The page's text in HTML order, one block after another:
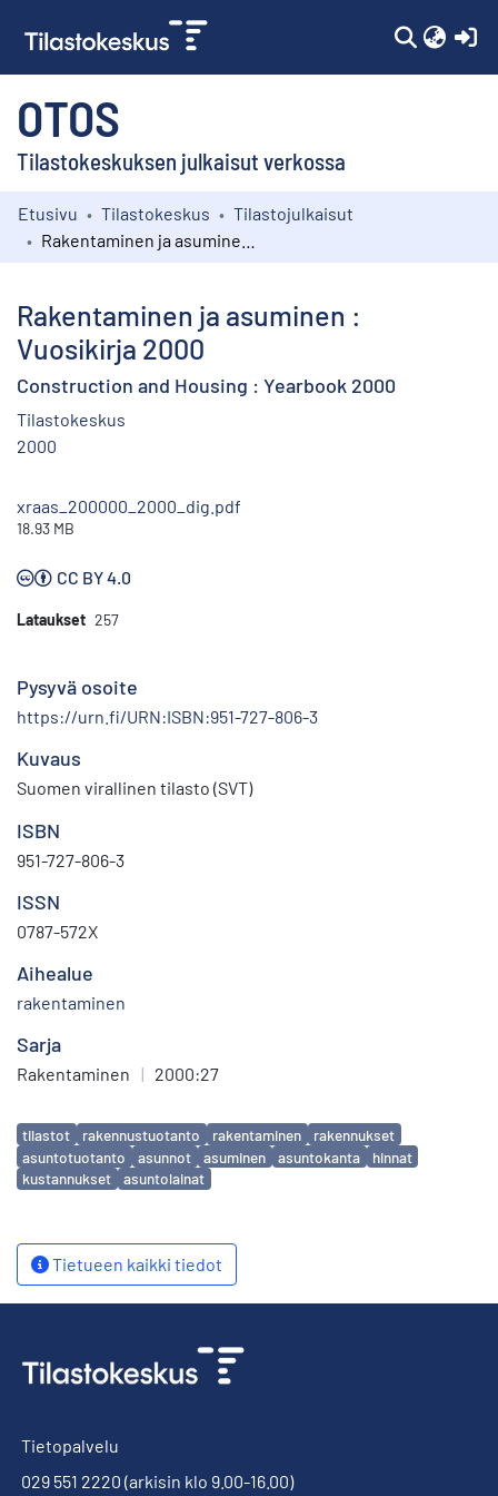
OTOS
Tilastokeskuksen julkaisut verkossa
Kokoelmat
Etusivu Tilastokeskus
Tilastojulkaisut
Rakentaminen ja asuminen :
Vuosikirja 2000
Construction and Housing : Yearbook 2000
Tilastokeskus
2000
xraas_200000_2000_dig.pdf
18.93 MB
CC BY 4.0
Lataukset 257
Pysyvä osoite
https://urn.fi/URN:ISBN:951-727-806-3
Kuvaus
Suomen virallinen tilasto (SVT)
ISBN
951-727-806-3
ISSN
0787-572X
Aihealue
rakentaminen
Sarja
Rakentaminen | 2000:27
Avainsanat
tilastot rakennustuotanto rakentaminen
rakennukset
asuntotuotanto
asunnot asuminen asuntokanta
hinnat
kustannukset
asuntolainat
Tietueen kaikki tiedot
Tietopalvelu
029 551 2220 (arkisin klo 9.00-16.00)